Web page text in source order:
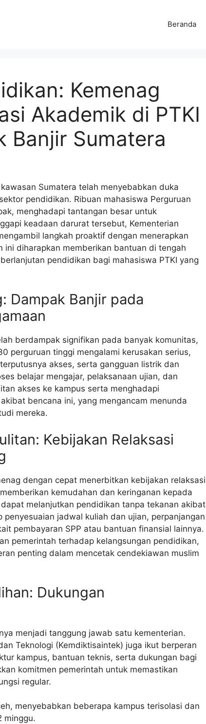
Beranda
Kemenag
Akademik di PTKI
Banjir Sumatera
Sumatera telah menyebabkan duka
pendidikan. Ribuan mahasiswa Perguruan
menghadapi tantangan besar untuk
keadaan darurat tersebut, Kementerian
langkah proaktif dengan menerapkan
ini diharapkan memberikan bantuan di tengah
pendidikan bagi mahasiswa PTKI yang
Dampak Banjir pada
berdampak signifikan pada banyak komunitas,
perguruan tinggi mengalami kerusakan serius,
akses, serta gangguan listrik dan
belajar mengajar, pelaksanaan ujian, dan
akses ke kampus serta menghadapi
bencana ini, yang mengancam menunda
mereka.
Kebijakan Relaksasi
dengan cepat menerbitkan kebijakan relaksasi
kemudahan dan keringanan kepada
melanjutkan pendidikan tanpa tekanan akibat
jadwal kuliah dan ujian, perpanjangan
pembayaran SPP atau bantuan finansial lainnya.
pemerintah terhadap kelangsungan pendidikan,
penting dalam mencetak cendekiawan muslim
Dukungan
menjadi tanggung jawab satu kementerian.
Teknologi (Kemdiktisaintek) juga ikut berperan
kampus, bantuan teknis, serta dukungan bagi
komitmen pemerintah untuk memastikan
regular.
menyebabkan beberapa kampus terisolasi dan
minggu.